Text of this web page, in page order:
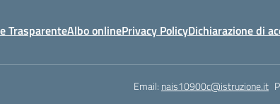
TrasparenteAlbo onlinePrivacy PolicyDichiarazione di
Email: nais10900c@istruzione.it